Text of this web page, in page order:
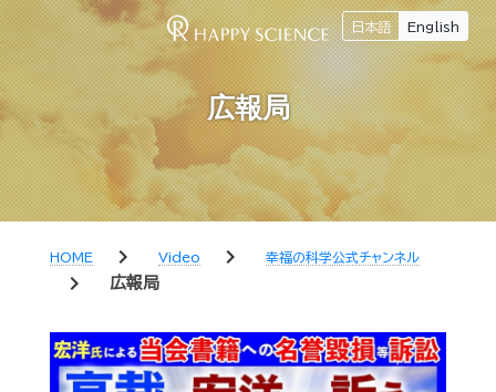
日本語 English
広報局
HOME chevron_right Video chevron_right 幸福の科学公式チャンネル
chevron_right 広報局